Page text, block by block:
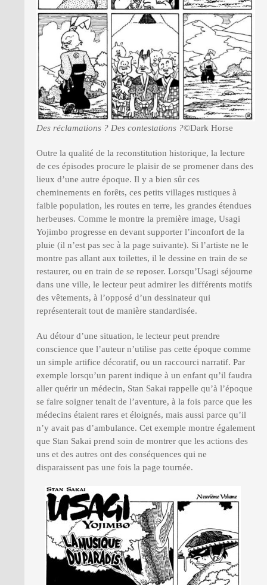
Des réclamations ? Des contestations ?©Dark Horse
Outre la qualité de la reconstitution historique, la lecture
de ces épisodes procure le plaisir de se promener dans des
lieux d’une autre époque. Il y a bien sûr ces
cheminements en forêts, ces petits villages rustiques à
faible population, les routes en terre, les grandes étendues
herbeuses. Comme le montre la première image, Usagi
Yojimbo progresse en devant supporter l’inconfort de la
pluie (il n’est pas sec à la page suivante). Si l’artiste ne le
montre pas allant aux toilettes, il le dessine en train de se
restaurer, ou en train de se reposer. Lorsqu’Usagi séjourne
dans une ville, le lecteur peut admirer les différents motifs
des vêtements, à l’opposé d’un dessinateur qui
représenterait tout de manière standardisée.
Au détour d’une situation, le lecteur peut prendre
conscience que l’auteur n’utilise pas cette époque comme
un simple artifice décoratif, ou un raccourci narratif. Par
exemple lorsqu’un parent indique à un enfant qu’il faudra
aller quérir un médecin, Stan Sakai rappelle qu’à l’époque
se faire soigner tenait de l’aventure, à la fois parce que les
médecins étaient rares et éloignés, mais aussi parce qu’il
n’y avait pas d’ambulance. Cet exemple montre également
que Stan Sakai prend soin de montrer que les actions des
uns et des autres ont des conséquences qui ne
disparaissent pas une fois la page tournée.